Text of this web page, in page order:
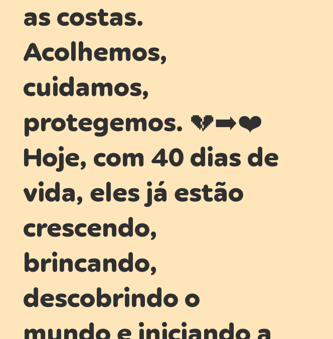
as costas.
Acolhemos,
cuidamos,
protegemos. 💔➡️❤️
Hoje, com 40 dias de
vida, eles já estão
crescendo,
brincando,
descobrindo o
mundo e iniciando a